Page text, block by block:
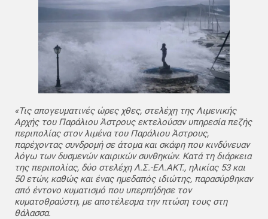
«Τις απογευματινές ώρες χθες, στελέχη της Λιμενικής
Αρχής του Παράλιου Άστρους εκτελούσαν υπηρεσία πεζής
περιπολίας στον λιμένα του Παράλιου Άστρους,
παρέχοντας συνδρομή σε άτομα και σκάφη που κινδύνευαν
λόγω των δυσμενών καιρικών συνθηκών. Κατά τη διάρκεια
της περιπολίας, δύο στελέχη Λ.Σ.-ΕΛ.ΑΚΤ., ηλικίας 53 και
50 ετών, καθώς και ένας ημεδαπός ιδιώτης, παρασύρθηκαν
από έντονο κυματισμό που υπερπήδησε τον
κυματοθραύστη, με αποτέλεσμα την πτώση τους στη
θάλασσα.